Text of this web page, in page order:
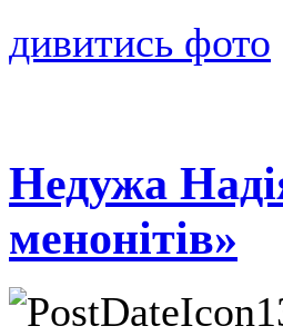
дивитись фото
Недужа
менонітів»